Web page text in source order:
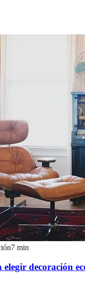
7 min
elegir decoración